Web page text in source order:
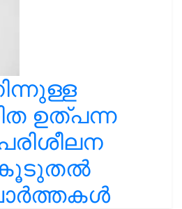
ഉത്പന്ന
കൂടുതൽ